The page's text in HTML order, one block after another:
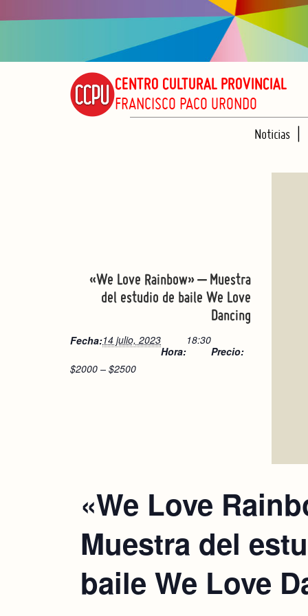
CENTRO CULTURAL PROVINCIAL
FRANCISCO PACO URONDO
Noticias
«We Love Rainbow» – Muestra
del estudio de baile We Love
Dancing
Fecha:14 julio, 2023
Hora:
18:30
Precio:
$2000 – $2500
«We Love
Muestra del
baile We Love